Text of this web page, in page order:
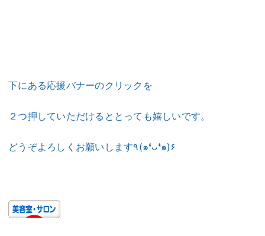
下にある応援バナーのクリックを
２つ押していただけるととっても嬉しいです。
どうぞよろしくお願いします٩(๑❛ᴗ❛๑)۶